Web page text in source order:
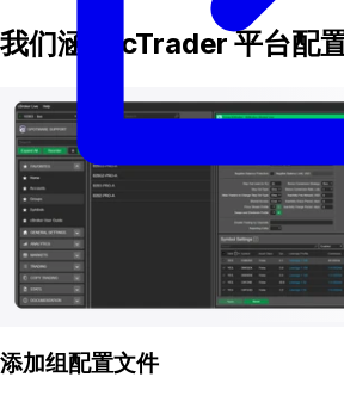
我们涵盖 cTrader 平台配
添加组配置文件